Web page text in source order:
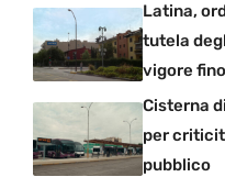
Latina,
tutela
vigore
Cisterna
per
pubblico